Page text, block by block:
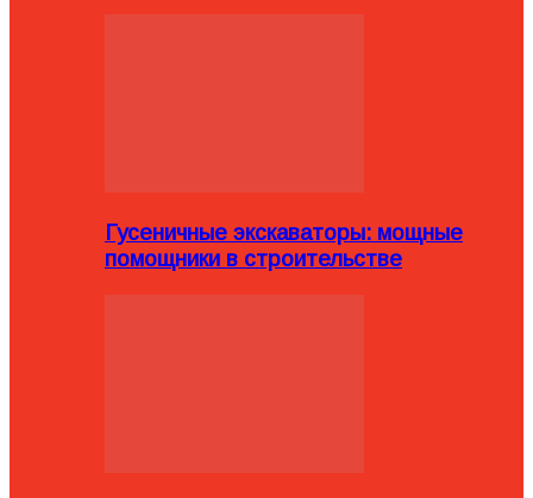
Гусеничные экскаваторы: мощные
помощники в строительстве